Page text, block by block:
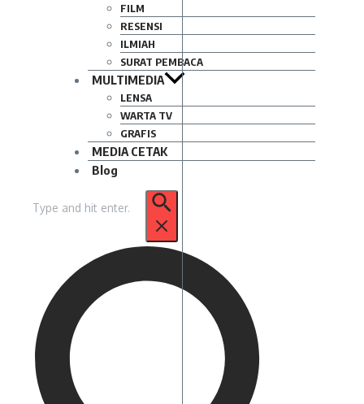
FILM
RESENSI
ILMIAH
SURAT PEMBACA
MULTIMEDIA
LENSA
WARTA TV
GRAFIS
MEDIA CETAK
Blog
untuk: